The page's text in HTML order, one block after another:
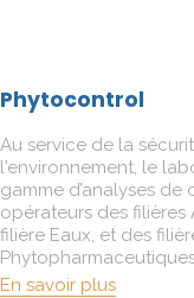
Phytocontrol
Au service de la
l'environnement, le
gamme d’analyses
opérateurs des
filière Eaux, et des
En savoir plus